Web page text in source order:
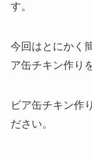
す。
今回は とにかく
ア缶チキン作り
ビア缶チキン作
ださい。